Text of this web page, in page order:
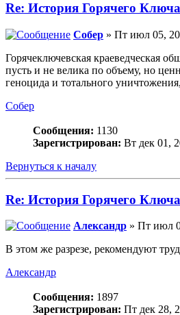
Re: История Горячего
Собер » Пт июл 05,
Горячеключевская краеведческая
пусть и не велика по объему, но
геноцида и тотального
Собер
Сообщения: 1130
Зарегистрирован: Вт дек 01,
Вернуться к началу
Re: История Горячего
Алeксандр » Пт июл
В этом же разрезе, рекомендуют труд
Алeксандр
Сообщения: 1897
Зарегистрирован: Пт дек 28,